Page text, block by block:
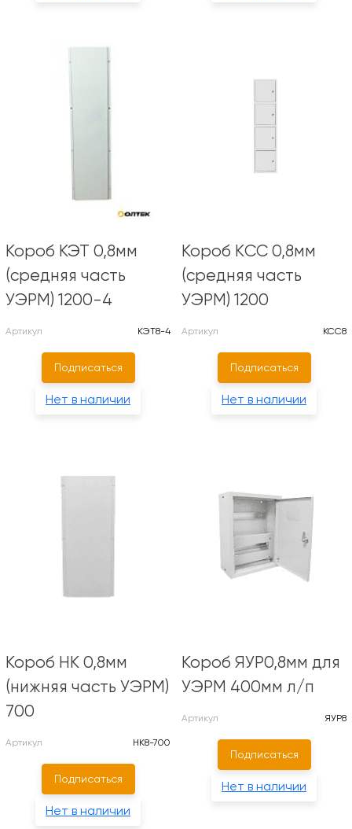
Короб КЭТ 0,8мм
(средняя часть
УЭРМ) 1200-4
Артикул КЭТ8-4
Подписаться
Нет в наличии
Короб КCC 0,8мм
(средняя часть
УЭРМ) 1200
Артикул КСС8
Подписаться
Нет в наличии
Короб НК 0,8мм
(нижняя часть УЭРМ)
700
Артикул НК8-700
Подписаться
Нет в наличии
Короб ЯУР0,8мм для
УЭРМ 400мм л/п
Артикул ЯУР8
Подписаться
Нет в наличии